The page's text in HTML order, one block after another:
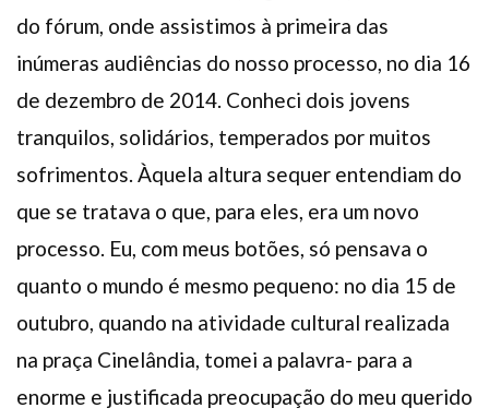
do fórum, onde assistimos à primeira das
inúmeras audiências do nosso processo, no dia 16
de dezembro de 2014. Conheci dois jovens
tranquilos, solidários, temperados por muitos
sofrimentos. Àquela altura sequer entendiam do
que se tratava o que, para eles, era um novo
processo. Eu, com meus botões, só pensava o
quanto o mundo é mesmo pequeno: no dia 15 de
outubro, quando na atividade cultural realizada
na praça Cinelândia, tomei a palavra- para a
enorme e justificada preocupação do meu querido